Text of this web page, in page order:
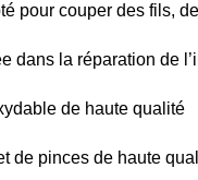
pour couper des fils,
dans la réparation de
de haute qualité
de pinces de haute